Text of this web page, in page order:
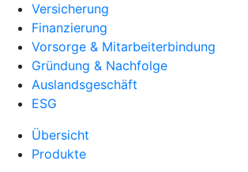
Versicherung
Finanzierung
Vorsorge & Mitarbeiterbindung
Gründung & Nachfolge
Auslandsgeschäft
ESG
Übersicht
Produkte